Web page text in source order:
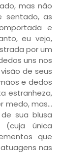
mas não
sentado, as
e
eu vejo,
por um
uns nos
de seus
e dedos
estranheza,
medo, mas...
sua blusa
única
que
nas